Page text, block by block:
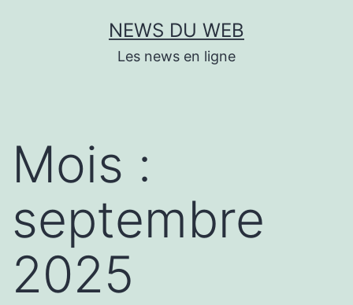
NEWS DU WEB
Les news en ligne
Mois :
septembre
2025